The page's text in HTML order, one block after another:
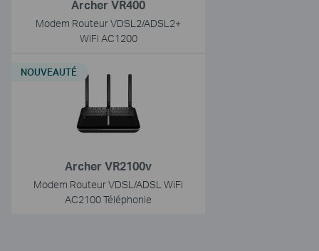
Archer VR400
Modem Routeur VDSL2/ADSL2+
WiFi AC1200
Archer VR2100v
Modem Routeur VDSL/ADSL WiFi
AC2100 Téléphonie
NOUVEAUTÉ